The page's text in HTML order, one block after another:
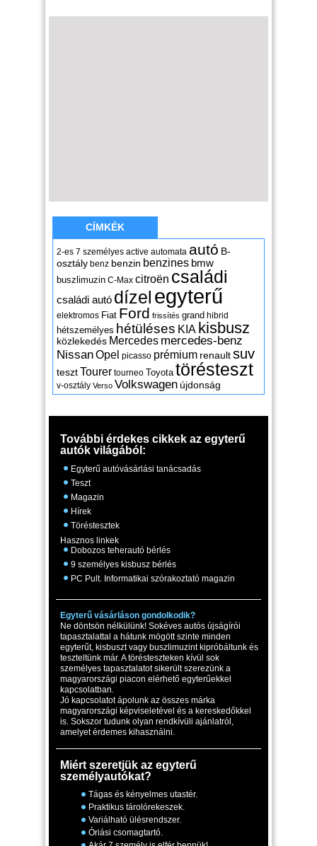
CÍMKÉK
2-es 7 személyes active automata autó B-
osztály benz benzin benzines bmw
buszlimuzin C-Max citroën családi
családi autó dízel egyterű
elektromos Fiat Ford frissítés grand hibrid
hétszemélyes hétüléses KIA kisbusz
közlekedés Mercedes mercedes-benz
NissanOpel picasso prémium renaultsuv
tesztTourer tourneo Toyota törésteszt
v-osztály Verso Volkswagen újdonság
További érdekes cikkek az egyterű
autók világából:
Egyterű autóvásárlási tanácsadás
Teszt
Magazin
Hírek
Töréstesztek
Hasznos linkek
Dobozos teherautó bérlés
9 személyes kisbusz bérlés
PC Pult. Informatikai szórakoztató magazin
Egyterű vásárláson gondolkodik?
Ne döntsön nélkülünk! Sokéves autós újságírói
tapasztalattal a hátunk mögött szinte minden
egyterűt, kisbuszt vagy buszlimuzint kipróbáltunk és
teszteltünk már. A törésteszteken kívül sok
személyes tapasztalatot sikerült szerezünk a
magyarországi piacon elérhető egyterűekkel
kapcsolatban.
Jó kapcsolatot ápolunk az összes márka
magyarországi képviseletével és a kereskedőkkel
is. Sokszor tudunk olyan rendkívüli ajánlatról,
amelyet érdemes kihasználni.
Miért szeretjük az egyterű
személyautókat?
Tágas és kényelmes utastér.
Praktikus tárolórekeszek.
Variálható ülésrendszer.
Óriási csomagtartó.